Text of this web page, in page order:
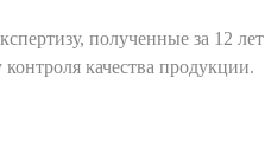
полученные за 12 лет
качества продукции.